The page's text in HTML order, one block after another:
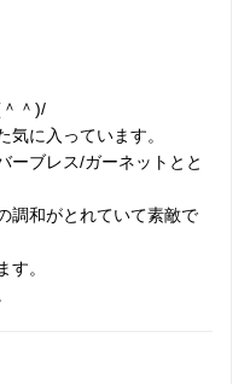
製）を現在採用して
性と強度にはるかに優
持続します。
レットにもご利用い
＾)/
気に入っています。
ーブレス/ガーネットとと
調和がとれていて素敵で
す。